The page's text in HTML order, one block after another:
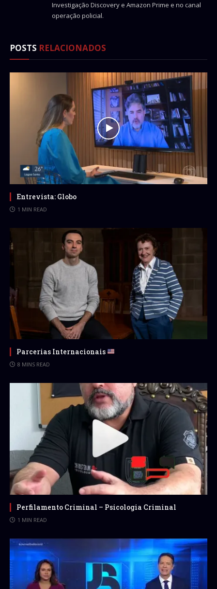
Investigação Discovery e Amazon Prime e no canal
operação policial.
POSTS RELACIONADOS
Entrevista: Globo
1 MIN READ
Parcerias Internacionais
8 MINS READ
Perfilamento Criminal – Psicologia Criminal
1 MIN READ